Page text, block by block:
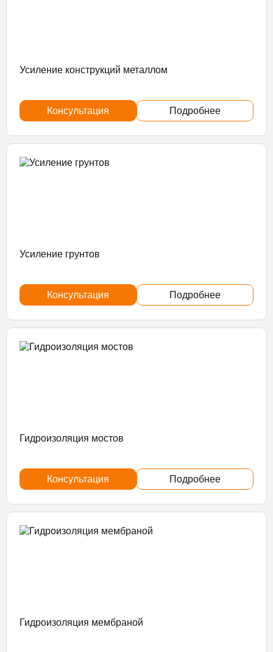
Усиление конструкций металлом
Консультация Подробнее
Усиление грунтов
Консультация Подробнее
Гидроизоляция мостов
Консультация Подробнее
Гидроизоляция мембраной